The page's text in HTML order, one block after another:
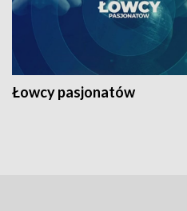
Łowcy pasjonatów